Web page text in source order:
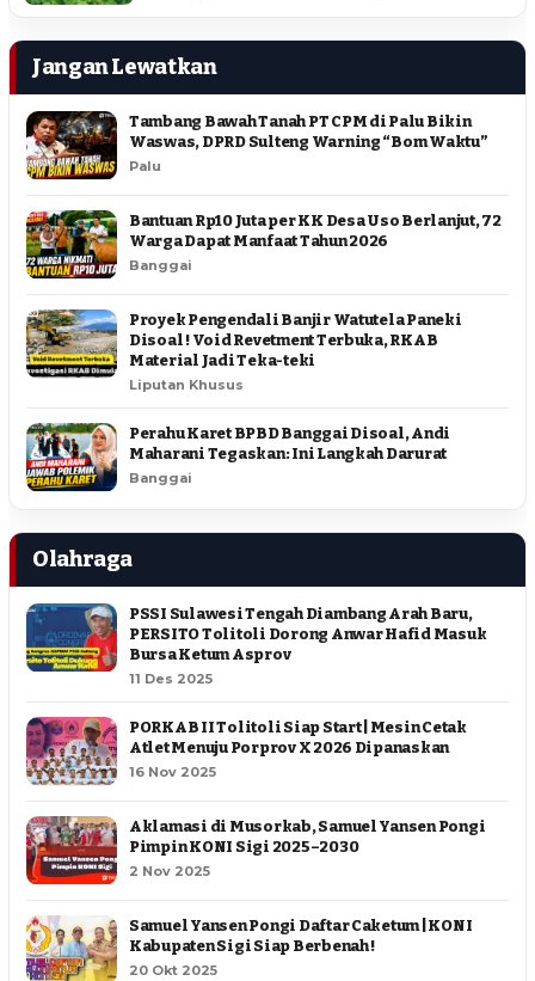
Jangan Lewatkan
Tambang Bawah Tanah PT CPM di Palu Bikin
Waswas, DPRD Sulteng Warning “Bom Waktu”
Palu
Bantuan Rp10 Juta per KK Desa Uso Berlanjut, 72
Warga Dapat Manfaat Tahun 2026
Banggai
Proyek Pengendali Banjir Watutela Paneki
Disoal ! Void Revetment Terbuka, RKAB
Material Jadi Teka-teki
Liputan Khusus
Perahu Karet BPBD Banggai Disoal, Andi
Maharani Tegaskan: Ini Langkah Darurat
Banggai
Olahraga
PSSI Sulawesi Tengah Diambang Arah Baru,
PERSITO Tolitoli Dorong Anwar Hafid Masuk
Bursa Ketum Asprov
11 Des 2025
PORKAB II Tolitoli Siap Start | Mesin Cetak
Atlet Menuju Porprov X 2026 Dipanaskan
16 Nov 2025
Aklamasi di Musorkab, Samuel Yansen Pongi
Pimpin KONI Sigi 2025–2030
2 Nov 2025
Samuel Yansen Pongi Daftar Caketum | KONI
Kabupaten Sigi Siap Berbenah !
20 Okt 2025